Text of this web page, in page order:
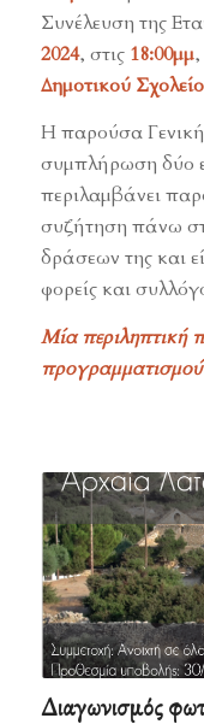
Συνέλευση της
2024, στις 18:00μμ,
Δημοτικού
Η παρούσα Γενική
συμπλήρωση δύο
περιλαμβάνει
συζήτηση πάνω
δράσεων της και
φορείς και
Μία περιληπτική
Διαγωνισμός